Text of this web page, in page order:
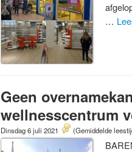
…
Geen
wellnesscentrum
Dinsdag 6 juli 2021 (Gemiddelde